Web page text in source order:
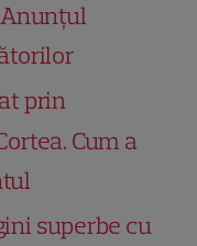
prin
Cum a
superbe cu